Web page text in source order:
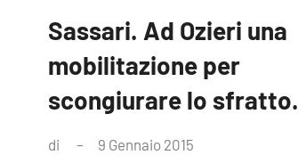
Sassari. Ad Ozieri una
mobilitazione per
scongiurare lo sfratto.
di 9 Gennaio 2015